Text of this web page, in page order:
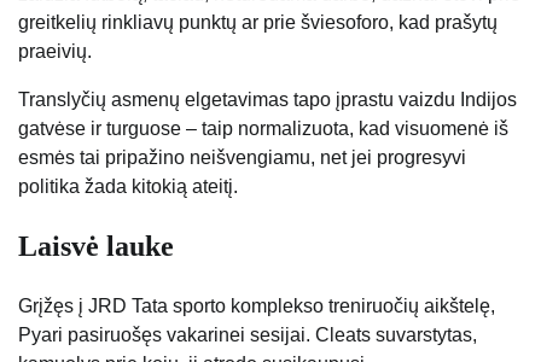
greitkelių rinkliavų punktų ar prie šviesoforo, kad prašytų
praeivių.
Translyčių asmenų elgetavimas tapo įprastu vaizdu Indijos
gatvėse ir turguose – taip normalizuota, kad visuomenė iš
esmės tai pripažino neišvengiamu, net jei progresyvi
politika žada kitokią ateitį.
Laisvė lauke
Grįžęs į JRD Tata sporto komplekso treniruočių aikštelę,
Pyari pasiruošęs vakarinei sesijai. Cleats suvarstytas,